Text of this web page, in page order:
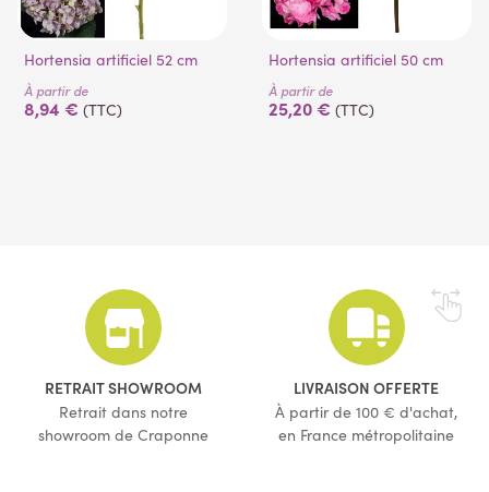
Hortensia artificiel 52 cm
À partir de
8,94 € (TTC)
Hortensia artificiel 50 cm
À partir de
25,20 € (TTC)
RETRAIT SHOWROOM
Retrait dans notre
showroom de Craponne
LIVRAISON OFFERTE
À partir de 100 € d'achat,
en France métropolitaine